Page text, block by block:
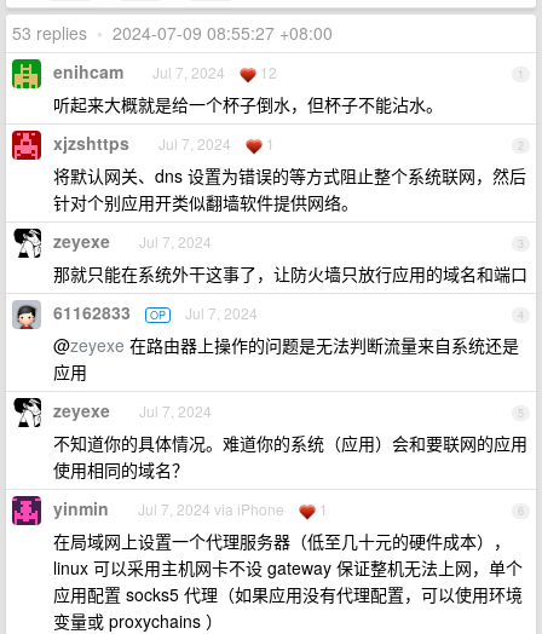
53 replies • 2024-07-09 08:55:27 +08:00
1
enihcam Jul 7, 2024 12
听起来大概就是给一个杯子倒水，但杯子不能沾水。
2
xjzshttps Jul 7, 2024 1
将默认网关、dns 设置为错误的等方式阻止整个系统联网，然后
针对个别应用开类似翻墙软件提供网络。
3
zeyexe Jul 7, 2024
那就只能在系统外干这事了，让防火墙只放行应用的域名和端口
4
61162833 OP Jul 7, 2024
@zeyexe 在路由器上操作的问题是无法判断流量来自系统还是
应用
5
zeyexe Jul 7, 2024
不知道你的具体情况。难道你的系统（应用）会和要联网的应用
使用相同的域名？
6
yinmin Jul 7, 2024 via iPhone 1
在局域网上设置一个代理服务器（低至几十元的硬件成本），
linux 可以采用主机网卡不设 gateway 保证整机无法上网，单个
应用配置 socks5 代理（如果应用没有代理配置，可以使用环境
变量或 proxychains ）